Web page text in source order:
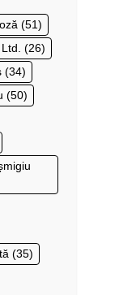
(51)
(26)
(34)
(50)
(35)